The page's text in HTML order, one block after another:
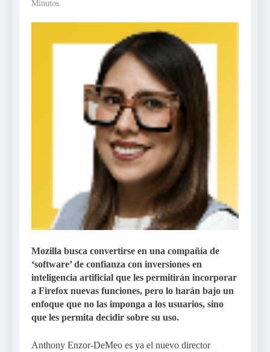
Minutos
Mozilla busca convertirse en una compañía de
‘software’ de confianza con inversiones en
inteligencia artificial que les permitirán incorporar
a Firefox nuevas funciones, pero lo harán bajo un
enfoque que no las imponga a los usuarios, sino
que les permita decidir sobre su uso.
Anthony Enzor-DeMeo es ya el nuevo director